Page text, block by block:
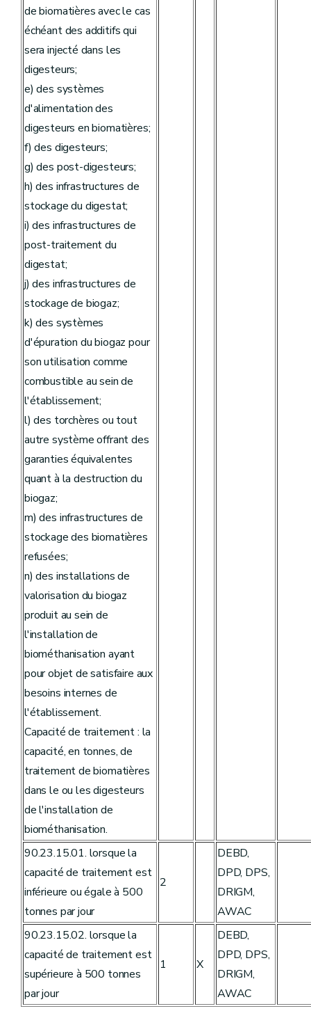
de biomatières avec le cas
échéant des additifs qui
sera injecté dans les
digesteurs;
e) des systèmes
d'alimentation des
digesteurs en biomatières;
f) des digesteurs;
g) des post-digesteurs;
h) des infrastructures de
stockage du digestat;
i) des infrastructures de
post-traitement du
digestat;
j) des infrastructures de
stockage de biogaz;
k) des systèmes
d'épuration du biogaz pour
son utilisation comme
combustible au sein de
l'établissement;
l) des torchères ou tout
autre système offrant des
garanties équivalentes
quant à la destruction du
biogaz;
m) des infrastructures de
stockage des biomatières
refusées;
n) des installations de
valorisation du biogaz
produit au sein de
l'installation de
biométhanisation ayant
pour objet de satisfaire aux
besoins internes de
l'établissement.
Capacité de traitement : la
capacité, en tonnes, de
traitement de biomatières
dans le ou les digesteurs
de l'installation de
biométhanisation.
90.23.15.01. lorsque la
capacité de traitement est
inférieure ou égale à 500
tonnes par jour
2
DEBD,
DPD, DPS,
DRIGM,
AWAC
90.23.15.02. lorsque la
capacité de traitement est
supérieure à 500 tonnes
par jour
1 X
DEBD,
DPD, DPS,
DRIGM,
AWAC